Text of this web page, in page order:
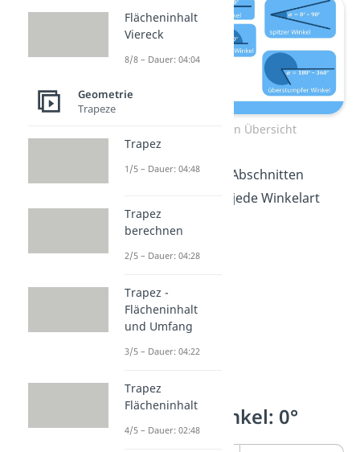
Winkelarten Übersicht
In den nächsten Abschnitten
schauen wir uns jede Winkelart
genauer an.
Der Nullwinkel: 0°
Flächeninhalt
Viereck
8/8 – Dauer: 04:04
Geometrie
Trapeze
Trapez
1/5 – Dauer: 04:48
Trapez
berechnen
2/5 – Dauer: 04:28
Trapez -
Flächeninhalt
und Umfang
3/5 – Dauer: 04:22
Trapez
Flächeninhalt
4/5 – Dauer: 02:48